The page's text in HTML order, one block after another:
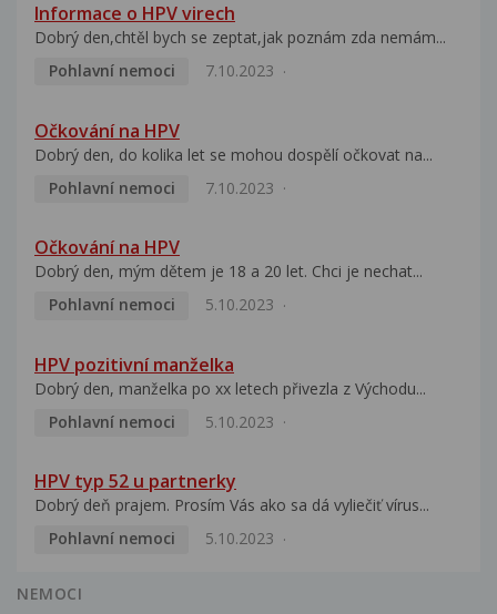
Informace o HPV virech
Dobrý den,chtěl bych se zeptat,jak poznám zda nemám...
Pohlavní nemoci
7.10.2023
Očkování na HPV
Dobrý den, do kolika let se mohou dospělí očkovat na...
Pohlavní nemoci
7.10.2023
Očkování na HPV
Dobrý den, mým dětem je 18 a 20 let. Chci je nechat...
Pohlavní nemoci
5.10.2023
HPV pozitivní manželka
Dobrý den, manželka po xx letech přivezla z Východu...
Pohlavní nemoci
5.10.2023
HPV typ 52 u partnerky
Dobrý deň prajem. Prosím Vás ako sa dá vyliečiť vírus...
Pohlavní nemoci
5.10.2023
NEMOCI